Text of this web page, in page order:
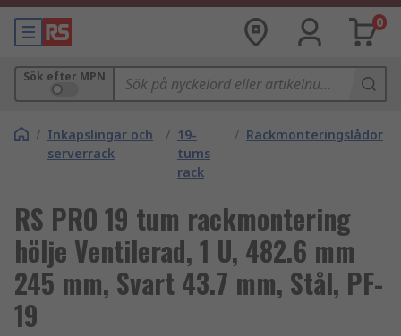
0
Sök efter MPN
/ Inkapslingar och
serverrack
/ 19-
tums
rack
/ Rackmonteringslådor
RS PRO 19 tum rackmontering
hölje Ventilerad, 1 U, 482.6 mm
245 mm, Svart 43.7 mm, Stål, PF-
19